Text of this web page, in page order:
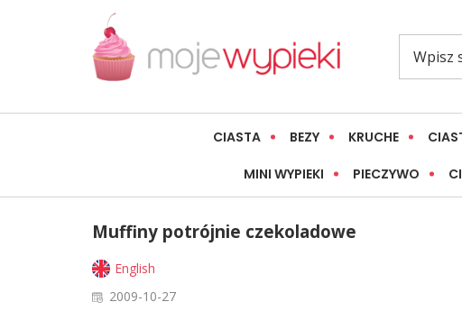
CIASTA BEZY KRUCHE
MINI WYPIEKI PIECZYWO
Muffiny potrójnie czekoladowe
English
2009-10-27